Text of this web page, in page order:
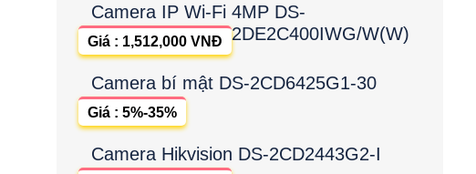
Camera IP Wi-Fi 4MP DS-
2DE2C400IWG/W(W)
Giá : 1,512,000 VNĐ
Camera bí mật DS-2CD6425G1-30
Giá : 5%-35%
Camera Hikvision DS-2CD2443G2-I